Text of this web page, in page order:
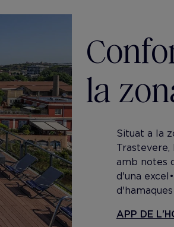
la
Situat a la
Trastevere,
amb notes
d'una
APP DE